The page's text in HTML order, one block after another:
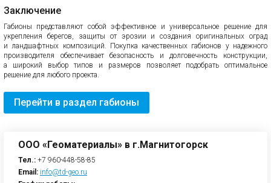
Заключение
Габионы представляют собой эффективное и универсальное решение для
укрепления берегов, защиты от эрозии и создания оригинальных оград
и ландшафтных композиций. Покупка качественных габионов у надежного
производителя обеспечивает безопасность и долговечность конструкции,
а широкий выбор типов и размеров позволяет подобрать оптимальное
решение для любого проекта.
Перейти в раздел габионы
ООО «Геоматериалы» в г.Магнитогорск
Тел.: +7 960-448-58-85
Email: info@td-geo.ru